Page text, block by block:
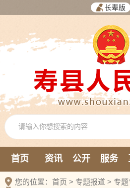
长辈版
首页 资讯 公开 服务
新媒体
您的位置： 首页 > 专题报道 > 专